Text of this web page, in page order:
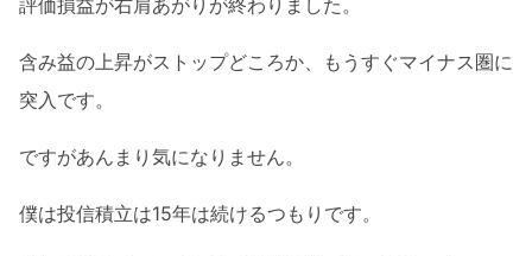
含み益の上昇がストップどころか、もうすぐマイナス圏に
突入です。
ですがあんまり気になりません。
僕は投信積立は15年は続けるつもりです。